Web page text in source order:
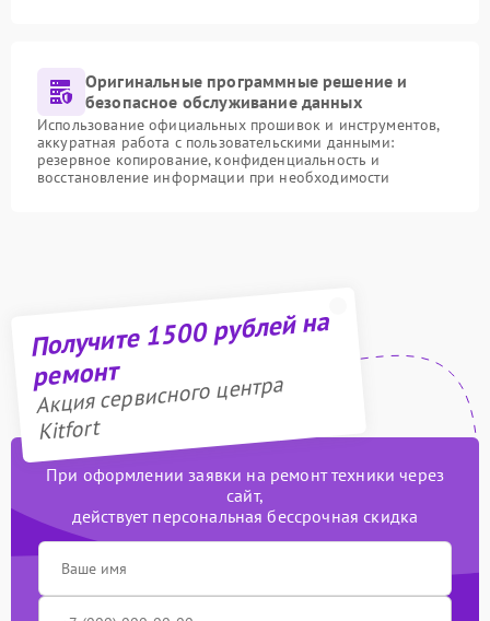
Оригинальные программные решение и
безопасное обслуживание данных
Использование официальных прошивок и инструментов,
аккуратная работа с пользовательскими данными:
резервное копирование, конфиденциальность и
восстановление информации при необходимости
Получите 1500 рублей на
ремонт
Акция сервисного центра
Kitfort
При оформлении заявки на ремонт техники через
сайт,
действует персональная бессрочная скидка